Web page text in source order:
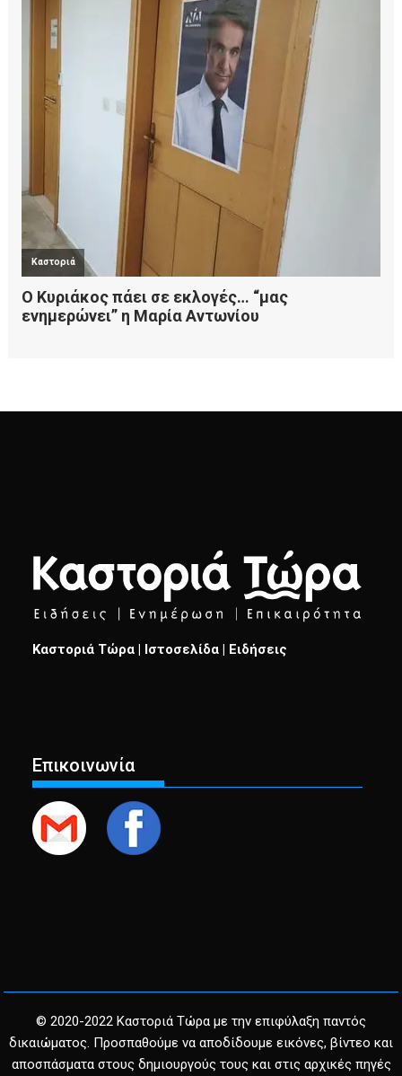
Καστοριά Τώρα | Ιστοσελίδα | Ειδήσεις
Επικοινωνία
© 2020-2022 Καστοριά Τώρα με την επιφύλαξη παντός
δικαιώματος. Προσπαθούμε να αποδίδουμε εικόνες, βίντεο και
αποσπάσματα στους δημιουργούς τους και στις αρχικές πηγές